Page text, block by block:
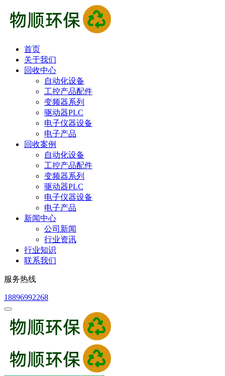
首页
关于我们
回收中心
自动化设备
工控产品配件
变频器系列
驱动器PLC
电子仪器设备
电子产品
回收案例
自动化设备
工控产品配件
变频器系列
驱动器PLC
电子仪器设备
电子产品
新闻中心
公司新闻
行业资讯
行业知识
联系我们
服务热线
18896992268